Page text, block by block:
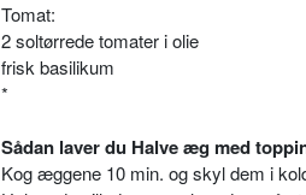
Tomat:
2 soltørrede tomater i olie
frisk basilikum
*
Sådan laver du Halve æg med
Kog æggene 10 min. og skyl dem i